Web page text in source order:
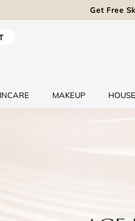
Get Free
MAKEUP